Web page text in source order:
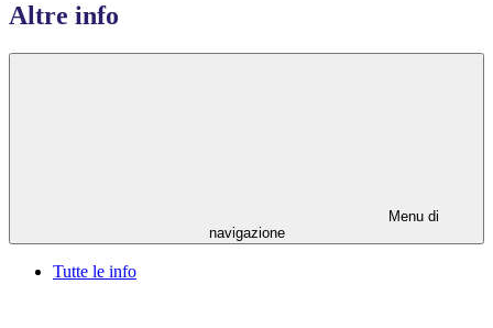
Altre info
Menu di
navigazione
Tutte le info